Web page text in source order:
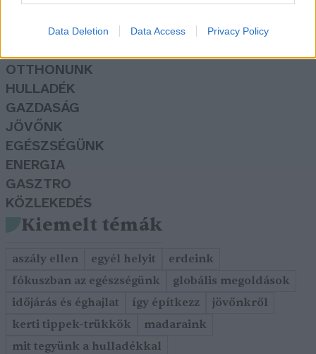
Data Deletion Data Access Privacy Policy
OTTHONUNK
HULLADÉK
GAZDASÁG
JÖVŐNK
EGÉSZSÉGÜNK
ENERGIA
GASZTRO
KÖZLEKEDÉS
Kiemelt témák
aszály ellen egyél helyit
erdeink
fókuszban az egészségünk
globális megoldások
időjárás és éghajlat
így építkezz
jövőnkről
kerti tippek-trükkök
madaraink
mit tegyünk a hulladékkal